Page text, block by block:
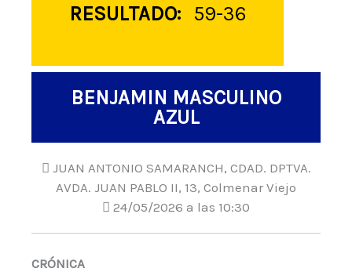
RESULTADO: 59-36
BENJAMIN MASCULINO
AZUL
JUAN ANTONIO SAMARANCH, CDAD. DPTVA.
AVDA. JUAN PABLO II, 13, Colmenar Viejo
24/05/2026 a las 10:30
CRÓNICA